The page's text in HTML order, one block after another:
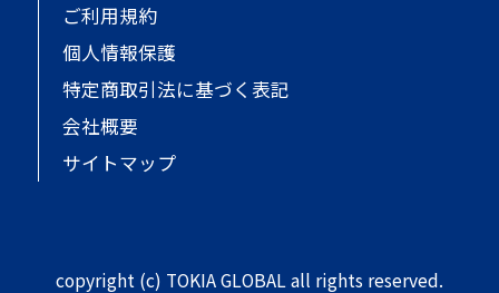
ご利用規約
個人情報保護
特定商取引法に基づく表記
会社概要
サイトマップ
copyright (c) TOKIA GLOBAL all rights reserved.